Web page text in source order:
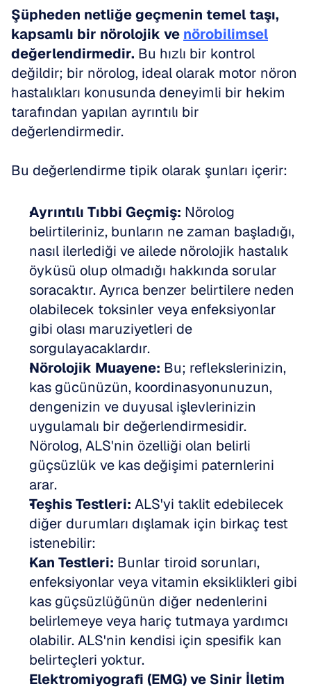
Şüpheden netliğe geçmenin temel taşı,
kapsamlı bir nörolojik ve nörobilimsel
değerlendirmedir. Bu hızlı bir kontrol
değildir; bir nörolog, ideal olarak motor nöron
hastalıkları konusunda deneyimli bir hekim
tarafından yapılan ayrıntılı bir
değerlendirmedir.
Bu değerlendirme tipik olarak şunları içerir:
Ayrıntılı Tıbbi Geçmiş: Nörolog
belirtileriniz, bunların ne zaman başladığı,
nasıl ilerlediği ve ailede nörolojik hastalık
öyküsü olup olmadığı hakkında sorular
soracaktır. Ayrıca benzer belirtilere neden
olabilecek toksinler veya enfeksiyonlar
gibi olası maruziyetleri de
sorgulayacaklardır.
Nörolojik Muayene: Bu; reflekslerinizin,
kas gücünüzün, koordinasyonunuzun,
dengenizin ve duyusal işlevlerinizin
uygulamalı bir değerlendirmesidir.
Nörolog, ALS'nin özelliği olan belirli
güçsüzlük ve kas değişimi paternlerini
arar.
Teşhis Testleri: ALS'yi taklit edebilecek
diğer durumları dışlamak için birkaç test
istenebilir:
Kan Testleri: Bunlar tiroid sorunları,
enfeksiyonlar veya vitamin eksiklikleri gibi
kas güçsüzlüğünün diğer nedenlerini
belirlemeye veya hariç tutmaya yardımcı
olabilir. ALS'nin kendisi için spesifik kan
belirteçleri yoktur.
Elektromiyografi (EMG) ve Sinir İletim